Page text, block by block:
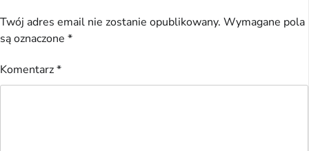
Twój adres email nie zostanie opublikowany. Wymagane pola
są oznaczone *
Komentarz*